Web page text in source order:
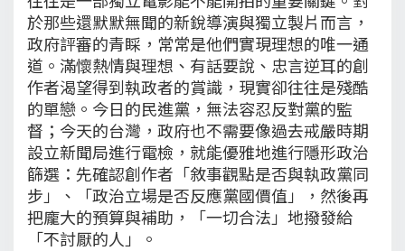
於那些還默默無聞的新銳導演與獨立製片而言，
政府評審的青睬，常常是他們實現理想的唯一通
道。滿懷熱情與理想、有話要說、忠言逆耳的創
作者渴望得到執政者的賞識，現實卻往往是殘酷
的單戀。今日的民進黨，無法容忍反對黨的監
督；今天的台灣，政府也不需要像過去戒嚴時期
設立新聞局進行電檢，就能優雅地進行隱形政治
篩選：先確認創作者「敘事觀點是否與執政黨同
步」、「政治立場是否反應黨國價值」，然後再
把龐大的預算與補助，「一切合法」地撥發給
「不討厭的人」。